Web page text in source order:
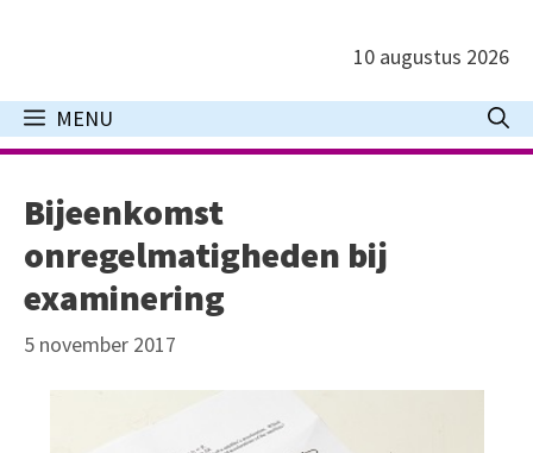
inhoud
10 augustus 2026
MENU
Bijeenkomst
onregelmatigheden bij
examinering
5 november 2017